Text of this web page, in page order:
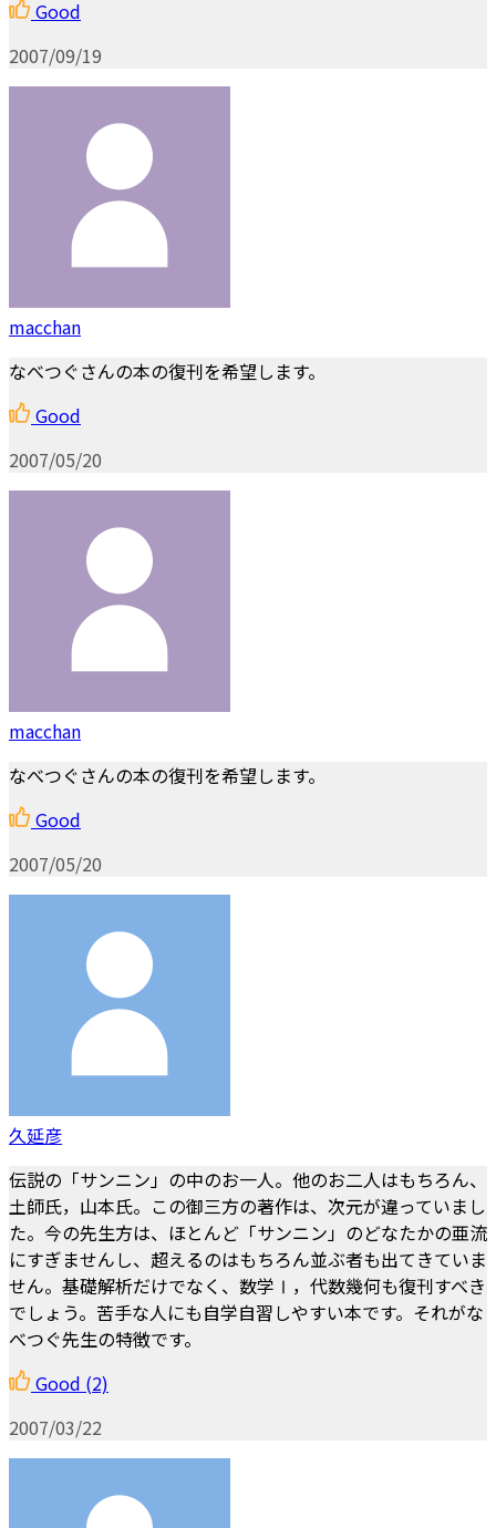
Good
2007/09/19
macchan
なべつぐさんの本の復刊を希望します。
Good
2007/05/20
macchan
なべつぐさんの本の復刊を希望します。
Good
2007/05/20
久延彦
伝説の「サンニン」の中のお一人。他のお二人はもちろん、
土師氏，山本氏。この御三方の著作は、次元が違っていまし
た。今の先生方は、ほとんど「サンニン」のどなたかの亜流
にすぎませんし、超えるのはもちろん並ぶ者も出てきていま
せん。基礎解析だけでなく、数学Ⅰ，代数幾何も復刊すべき
でしょう。苦手な人にも自学自習しやすい本です。それがな
べつぐ先生の特徴です。
Good (2)
2007/03/22